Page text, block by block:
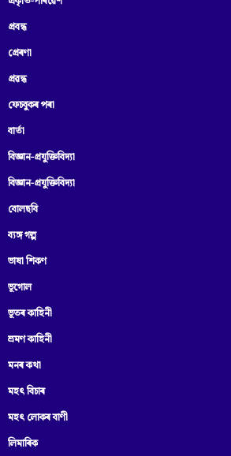
প্ৰবন্ধ
প্ৰেৰণা
প্ৰৱন্ধ
ফেচবুকৰ পৰা
বাৰ্তা
বিজ্ঞান-প্রযুক্তিবিদ্যা
বিজ্ঞান-প্ৰযুক্তিবিদ্যা
বোলছবি
ব্যঙ্গ গল্প
ভাষা শিকণ
ভূগোল
ভূতৰ কাহিনী
ভ্ৰমণ কাহিনী
মনৰ কথা
মহৎ বিচাৰ
মহৎ লোকৰ বাণী
লিমাৰিক